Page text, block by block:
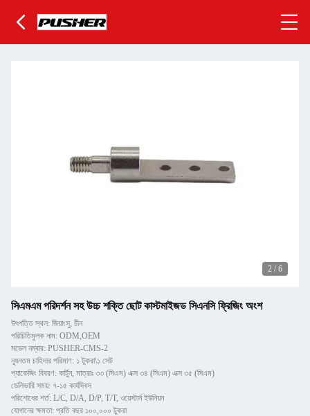
2 / 6
সিএমএম পরিদর্শন সহ উচ্চ শক্তি ছোট কাস্টমাইজড সিএনসি ফ্রিজিং অংশ
উৎপত্তি স্থল: জিয়াংসু, চীন
পরিচিতিমুলক নাম: ODM,OEM
মডেল নম্বার: PUSHER-CMS-2
ন্যূনতম চাহিদার পরিমাণ: ১ টুকরা\১ সেট
প্যাকেজিং বিবরণ: কার্টুন, মাত্রাঃ ৩৩ (সিএম) এক্স ৩৪ (সিএম) এক্স ৩৫ (সিএম)
ডেলিভারি সময়: ৭-১৫ কার্যদিবস
পরিশোধের শর্ত: L/C, D/A, D/P, T/T, ওয়েস্টার্ন ইউনিয়ন
যোগানের ক্ষমতা: প্রতি বছর ১০০,০০০ টুকরা